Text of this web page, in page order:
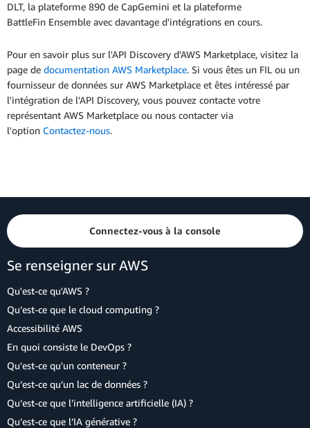
DLT, la plateforme 890 de CapGemini et la plateforme
BattleFin Ensemble avec davantage d'intégrations en cours.
Pour en savoir plus sur l'API Discovery d'AWS Marketplace, visitez la
page de documentation AWS Marketplace. Si vous êtes un FIL ou un
fournisseur de données sur AWS Marketplace et êtes intéressé par
l'intégration de l'API Discovery, vous pouvez contacte votre
représentant AWS Marketplace ou nous contacter via
l'option Contactez-nous.
Connectez-vous à la console
Se renseigner sur AWS
Qu'est-ce qu'AWS ?
Qu’est-ce que le cloud computing ?
Accessibilité AWS
En quoi consiste le DevOps ?
Qu'est-ce qu'un conteneur ?
Qu’est-ce qu’un lac de données ?
Qu’est-ce que l’intelligence artificielle (IA) ?
Qu’est-ce que l’IA générative ?